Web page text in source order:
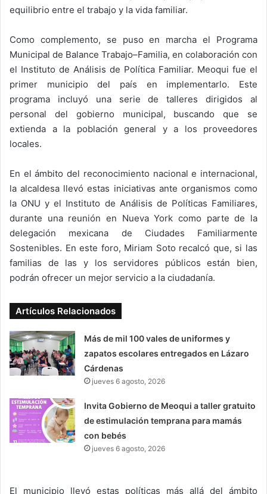
equilibrio entre el trabajo y la vida familiar.
Como complemento, se puso en marcha el Programa
Municipal de Balance Trabajo–Familia, en colaboración con
el Instituto de Análisis de Política Familiar. Meoqui fue el
primer municipio del país en implementarlo. Este
programa incluyó una serie de talleres dirigidos al
personal del gobierno municipal, buscando que se
extienda a la población general y a los proveedores
locales.
En el ámbito del reconocimiento nacional e internacional,
la alcaldesa llevó estas iniciativas ante organismos como
la ONU y el Instituto de Análisis de Políticas Familiares,
durante una reunión en Nueva York como parte de la
delegación mexicana de Ciudades Familiarmente
Sostenibles. En este foro, Miriam Soto recalcó que, si las
familias de las y los servidores públicos están bien,
podrán ofrecer un mejor servicio a la ciudadanía.
Artículos Relacionados
Más de mil 100 vales de uniformes y
zapatos escolares entregados en Lázaro
Cárdenas
jueves 6 agosto, 2026
Invita Gobierno de Meoqui a taller gratuito
de estimulación temprana para mamás
con bebés
jueves 6 agosto, 2026
El municipio llevó estas políticas más allá del ámbito